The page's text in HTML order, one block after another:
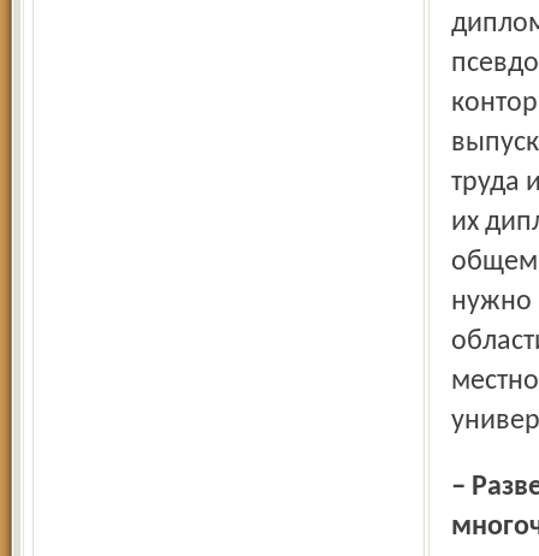
труда
их
общем,
нужно
– Разве можно на территории одной области закрыть